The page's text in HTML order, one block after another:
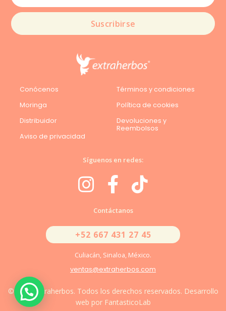
Suscribirse
Conócenos
Moringa
Distribuidor
Aviso de privacidad
Términos y condiciones
Política de cookies
Devoluciones y
Reembolsos
Síguenos en redes:
Contáctanos
+52 667 431 27 45
Culiacán, Sinaloa, México.
ventas@extraherbos.com
© 2026 Extraherbos. Todos los derechos reservados. Desarrollo
web por FantasticoLab